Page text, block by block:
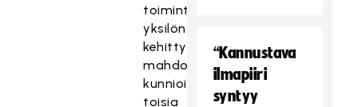
toimintakulttuuri,
yksilön
kehittymisen
mahdollistaminen,
kunnioitus
toisia
“Kannustava
ilmapiiri
syntyy